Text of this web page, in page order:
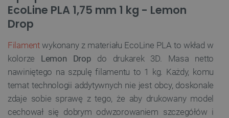
EcoLine PLA 1,75 mm 1 kg - Lemon
Drop
Filamentwykonany z materiału EcoLine PLA to wkład w
kolorze Lemon Drop do drukarek 3D. Masa netto
nawiniętego na szpulę filamentu to 1 kg. Każdy, komu
temat technologii addytywnych nie jest obcy, doskonale
zdaje sobie sprawę z tego, że aby drukowany model
cechował się dobrym odwzorowaniem szczegółów i